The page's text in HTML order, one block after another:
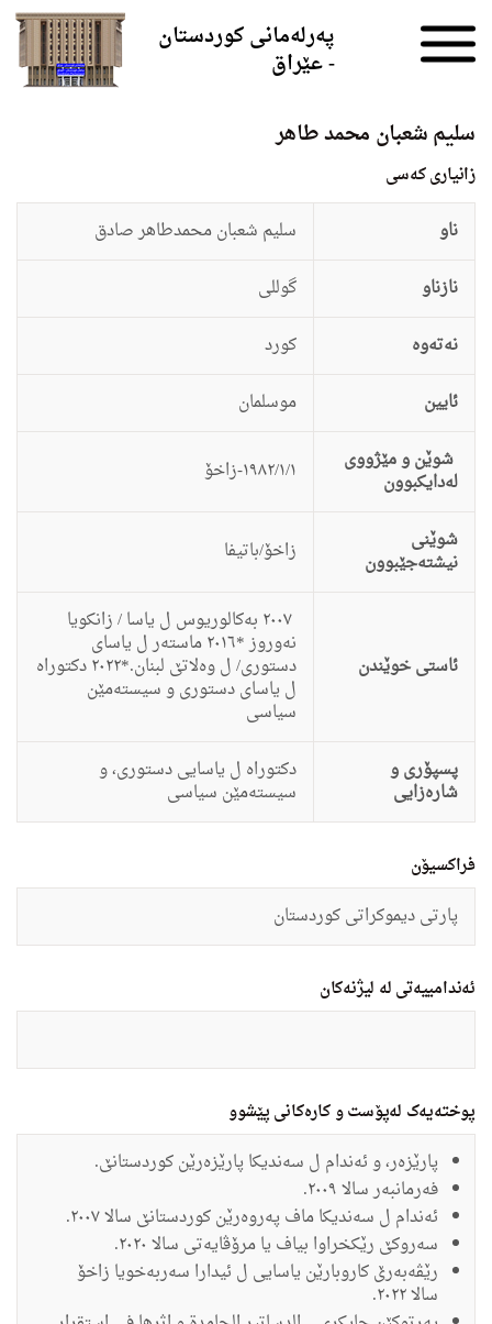
پەرلەمانی کوردستان
- عێراق
سلیم شعبان محمد طاهر
زانيارى کەسی
ناو
سلیم شعبان محمدطاهر صادق
نازناو
گوللی
نەتەوە
كورد
ئایین
موسلمان
شوێن و مێژووی
لەدایکبوون ١٩٨٢/١/١-زاخۆ
شوێنی
نیشتەجێبوون زاخۆ/باتیفا
ئاستى خوێندن
٢٠٠٧ بەکالوریوس ل یاسا / زانکویا
نەوروز *٢٠١٦ ماستەر ل یاسای
دستوری/ ل وەلاتێ لبنان.*٢٠٢٢ دکتوراە
ل یاسای دستوری و سیستەمێن
سیاسی
پسپۆری و
شارەزایی
دكتوراه ل ياسايى دستوری، و
سيستەمێن سياسی
فراکسیۆن
پارتی دیموکراتی کوردستان
ئەندامییەتی لە لیژنەکان
پوختەیەک لەپۆست و کارەکانی پێشوو
پارێزەر، و ئەندام ل سەندیکا پارێزەرێن کوردستانێ.
فەرمانبەر سالا ٢٠٠٩.
ئەندام ل سەندیکا ماف پەروەرێن کوردستانێ سالا ٢٠٠٧.
سەروکێ رێکخراوا بیاف یا مرۆڤایەتی سالا ٢٠٢٠.
رێڤەبەرێ کاروبارێن یاسایی ل ئیدارا سەربەخویا زاخۆ
سالا ٢٠٢٢.